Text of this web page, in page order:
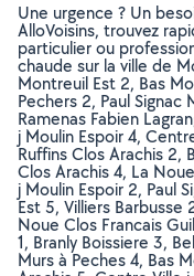
Une urgence ? Un
AlloVoisins, trouvez
particulier ou
chaude sur la ville de
Montreuil Est 2, Bas
Pechers 2, Paul Signac
Ramenas Fabien
j Moulin Espoir 4,
Ruffins Clos Arachis 2,
Clos Arachis 4, La
j Moulin Espoir 2, Paul
Est 5, Villiers Barbusse
Noue Clos Francais
1, Branly Boissiere 3,
Murs à Peches 4, Bas